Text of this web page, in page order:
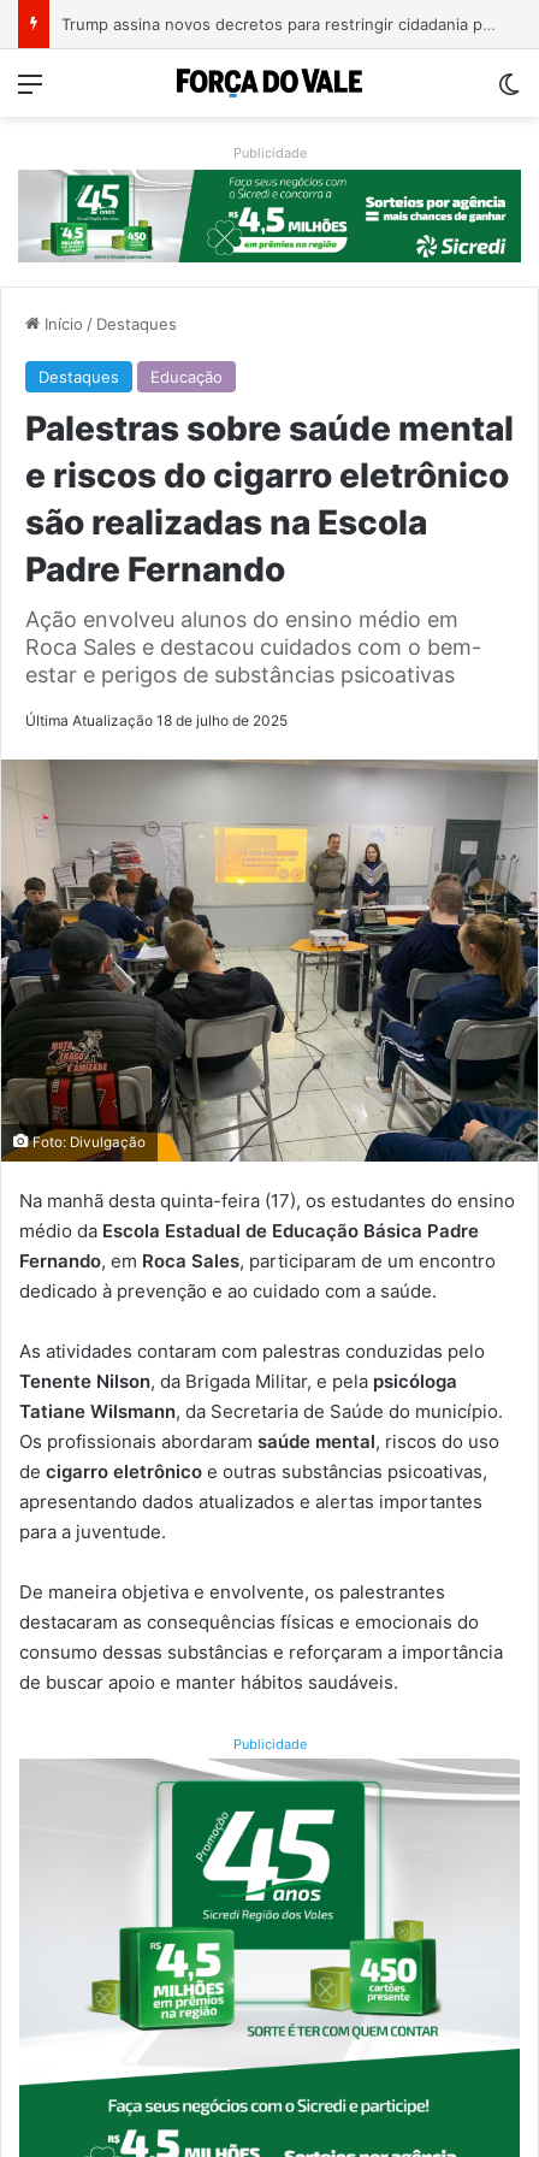
A Balsa Vicentina do Rio Guaporé
Menu
Publicidade
Início / Destaques
Destaques Educação
Palestras sobre saúde mental
e riscos do cigarro eletrônico
são realizadas na Escola
Padre Fernando
Ação envolveu alunos do ensino médio em
Roca Sales e destacou cuidados com o bem-
estar e perigos de substâncias psicoativas
Última Atualização 18 de julho de 2025
Foto: Divulgação
Na manhã desta quinta-feira (17), os estudantes do ensino
médio da Escola Estadual de Educação Básica Padre
Fernando, em Roca Sales, participaram de um encontro
dedicado à prevenção e ao cuidado com a saúde.
As atividades contaram com palestras conduzidas pelo
Tenente Nilson, da Brigada Militar, e pela psicóloga
Tatiane Wilsmann, da Secretaria de Saúde do município.
Os profissionais abordaram saúde mental, riscos do uso
de cigarro eletrônico e outras substâncias psicoativas,
apresentando dados atualizados e alertas importantes
para a juventude.
De maneira objetiva e envolvente, os palestrantes
destacaram as consequências físicas e emocionais do
consumo dessas substâncias e reforçaram a importância
de buscar apoio e manter hábitos saudáveis.
Publicidade